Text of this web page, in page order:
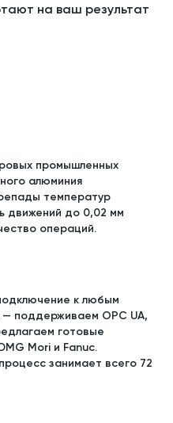
на ваш результат
промышленных
алюминия
температур
движений до 0,02 мм
операций.
к любым
поддерживаем OPC UA,
готовые
Mori и Fanuc.
занимает всего 72